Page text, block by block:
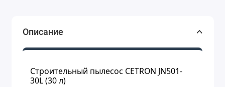
Описание
Строительный пылесос CETRON JN501-
30L (30 л)